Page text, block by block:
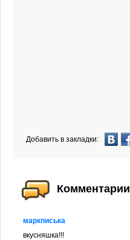
Добавить в закладки:
Комментарии
маркписька
вкусняшка!!!